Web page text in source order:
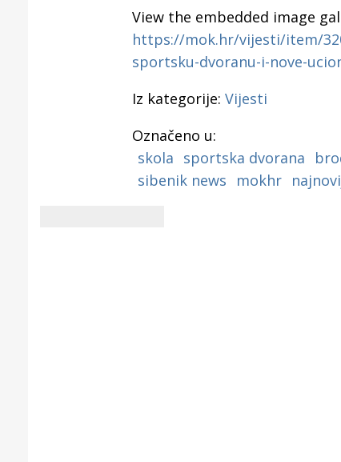
View the embedded image
https://mok.hr/vijesti/item/
sportsku-dvoranu-i-nove-
Iz kategorije: Vijesti
Označeno u:
skola sportska dvorana
sibenik news
mokhr